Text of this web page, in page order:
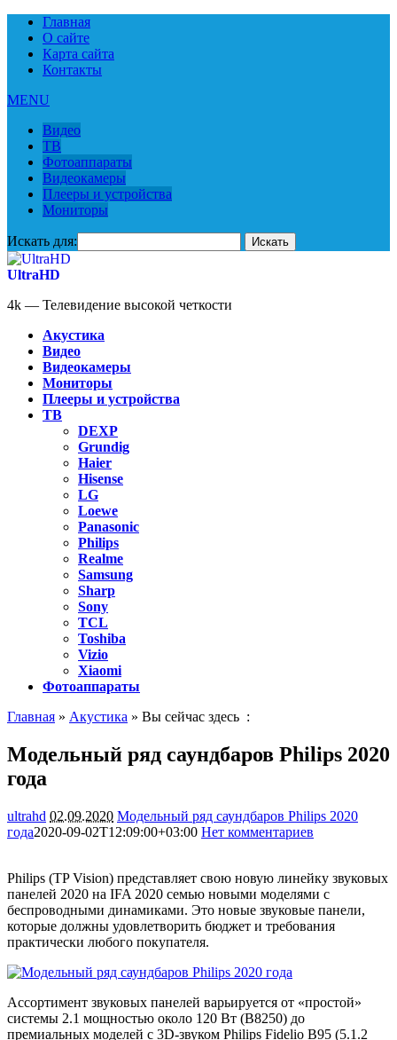
Главная
О сайте
Карта сайта
Контакты
MENU
Видео
ТВ
Фотоаппараты
Видеокамеры
Плееры и устройства
Мониторы
Искать для:
UltraHD
4k — Телевидение высокой четкости
Акустика
Видео
Видеокамеры
Мониторы
Плееры и устройства
ТВ
DEXP
Grundig
Haier
Hisense
LG
Loewe
Panasonic
Philips
Realme
Samsung
Sharp
Sony
TCL
Toshiba
Vizio
Xiaomi
Фотоаппараты
Главная » Акустика » Вы сейчас здесь :
Модельный ряд саундбаров Philips 2020
года
ultrahd 02.09.2020 Модельный ряд саундбаров Philips 2020
года2020-09-02T12:09:00+03:00 Нет комментариев
Philips (TP Vision) представляет свою новую линейку звуковых
панелей 2020 на IFA 2020 семью новыми моделями с
беспроводными динамиками. Это новые звуковые панели,
которые должны удовлетворить бюджет и требования
практически любого покупателя.
Ассортимент звуковых панелей варьируется от «простой»
системы 2.1 мощностью около 120 Вт (B8250) до
премиальных моделей с 3D-звуком Philips Fidelio B95 (5.1.2